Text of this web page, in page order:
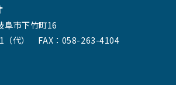
阜市下竹町16
代） FAX：058-263-4104